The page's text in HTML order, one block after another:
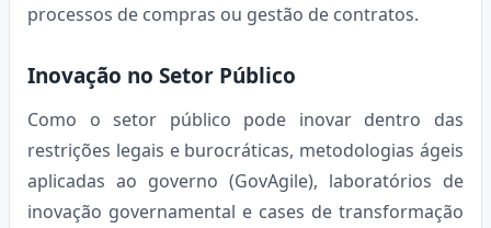
processos de compras ou gestão de contratos.
Inovação no Setor Público
Como o setor público pode inovar dentro das
restrições legais e burocráticas, metodologias ágeis
aplicadas ao governo (GovAgile), laboratórios de
inovação governamental e cases de transformação